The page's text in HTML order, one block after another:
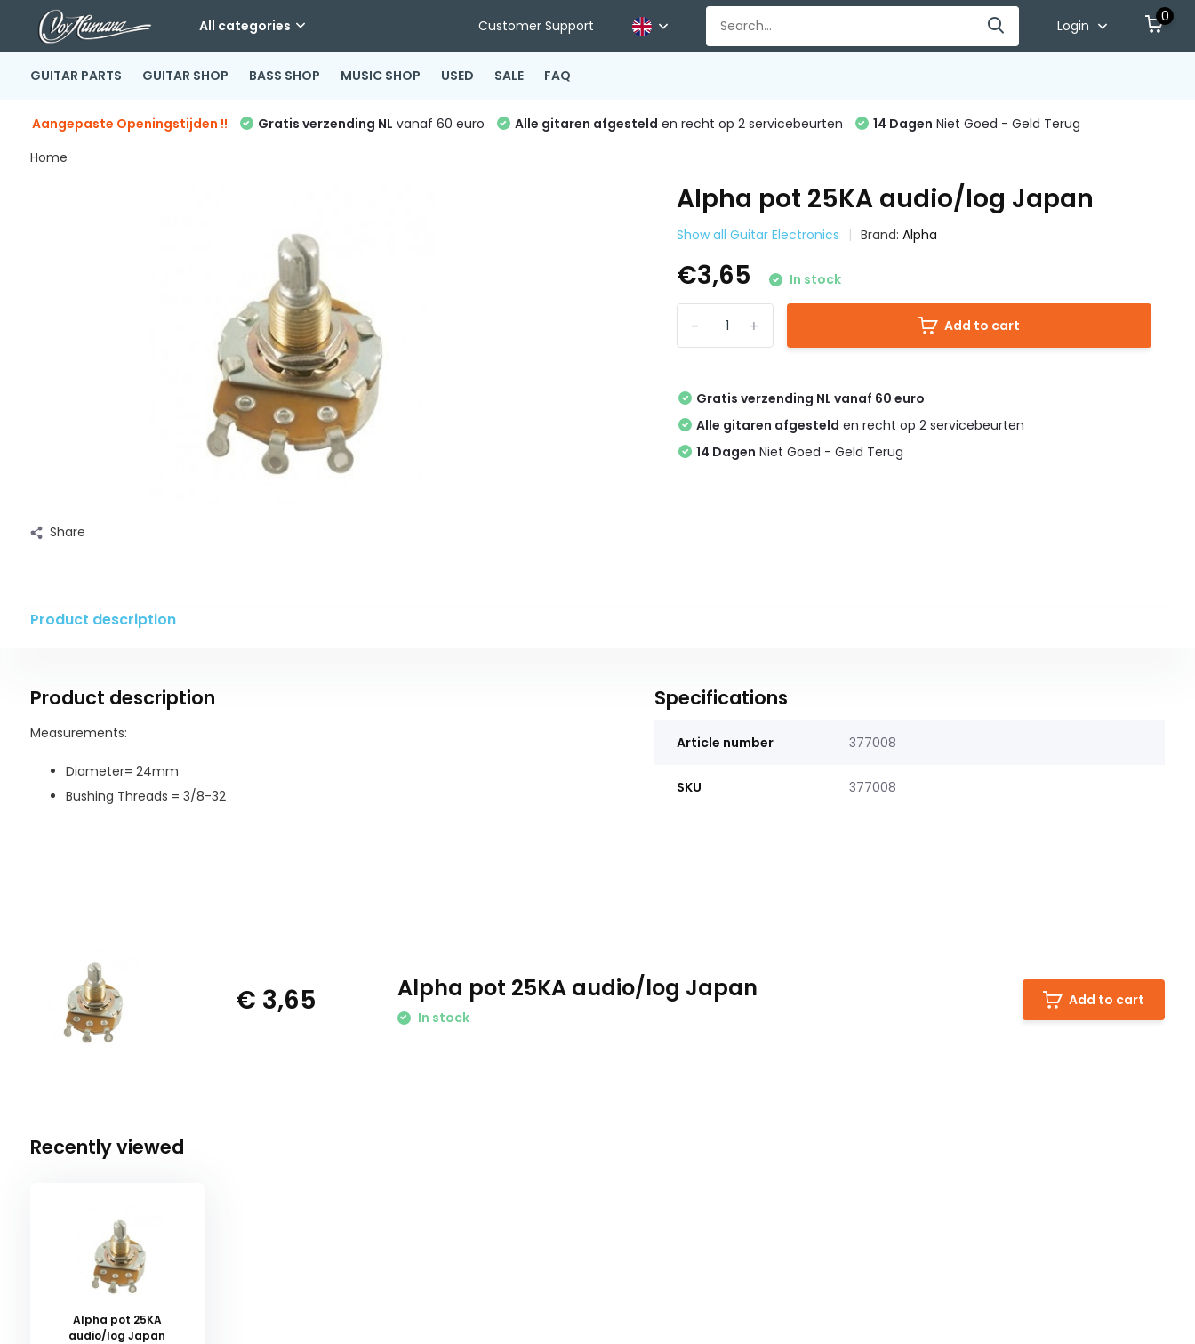
All categories Customer Support Login
0
GUITAR PARTS GUITAR SHOP BASS SHOP MUSIC SHOP USED SALE FAQ
Aangepaste Openingstijden !! Gratis verzending NL vanaf 60 euro Alle gitaren afgesteld en recht op 2 servicebeurten 14 Dagen Niet Goed - Geld Terug
Home
Share
Alpha pot 25KA audio/log Japan
Show all Guitar Electronics Brand:Alpha
€3,65 In stock
+
- Add to cart
Gratis verzending NL vanaf 60 euro
Alle gitaren afgesteld en recht op 2 servicebeurten
14 Dagen Niet Goed - Geld Terug
Product description
Product description
Measurements:
Diameter= 24mm
Bushing Threads = 3/8-32
Specifications
Article number 377008
SKU 377008
€ 3,65 Alpha pot 25KA audio/log Japan
In stock
Add to cart
Recently viewed
Alpha pot 25KA
audio/log Japan